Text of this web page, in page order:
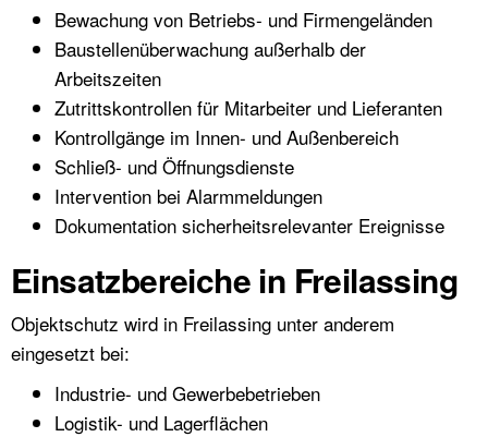
Bewachung von Betriebs- und Firmengeländen
Baustellenüberwachung außerhalb der
Arbeitszeiten
Zutrittskontrollen für Mitarbeiter und Lieferanten
Kontrollgänge im Innen- und Außenbereich
Schließ- und Öffnungsdienste
Intervention bei Alarmmeldungen
Dokumentation sicherheitsrelevanter Ereignisse
Einsatzbereiche in Freilassing
Objektschutz wird in Freilassing unter anderem
eingesetzt bei:
Industrie- und Gewerbebetrieben
Logistik- und Lagerflächen